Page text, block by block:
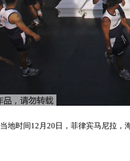
当地时间12月20日，菲律宾马尼拉，